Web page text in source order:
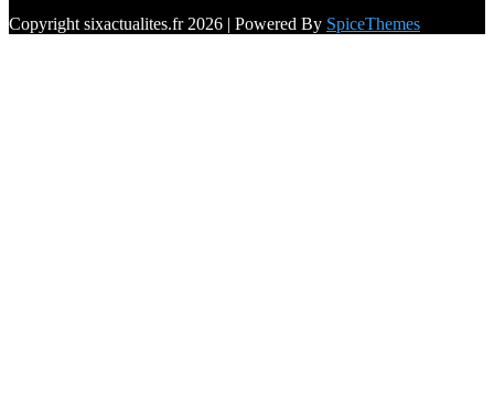
Copyright sixactualites.fr 2026 | Powered By SpiceThemes